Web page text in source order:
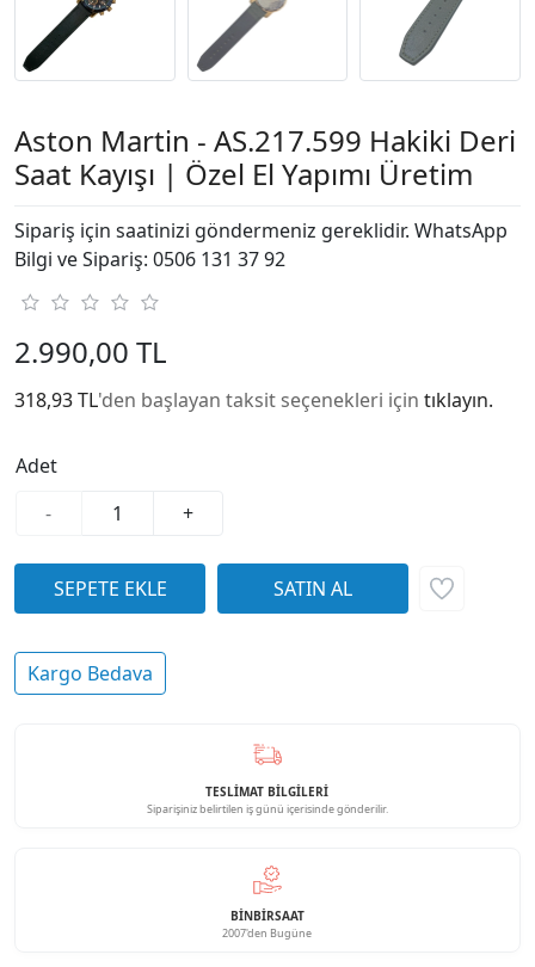
Aston Martin - AS.217.599 Hakiki Deri
Saat Kayışı | Özel El Yapımı Üretim
Sipariş için saatinizi göndermeniz gereklidir. WhatsApp
Bilgi ve Sipariş: 0506 131 37 92
2.990,00 TL
318,93 TL'den başlayan taksit seçenekleri için tıklayın.
Adet
-
+
Kargo Bedava
TESLİMAT BİLGİLERİ
Siparişiniz belirtilen iş günü içerisinde gönderilir.
BINBIRSAAT
2007'den Bugüne